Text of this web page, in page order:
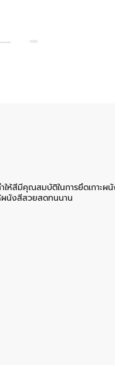
ห้สีมีคุณสมบัติในการยึดเกาะผ
ผนังสีสวยสดทนนาน